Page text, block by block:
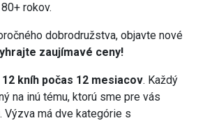
rokov.
dobrodružstva, objavte nové
zaujímavé ceny!
12 kníh počas 12 mesiacov. Každý
na inú tému, ktorú sme pre vás
má dve kategórie s